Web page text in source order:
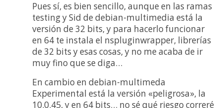
Pues sí, es bien sencillo, aunque en las ramas
testing y Sid de debian-multimedia está la
versión de 32 bits, y para hacerlo funcionar
en 64 te instala el nspluginwrapper, librerías
de 32 bits y esas cosas, y no me acaba de ir
muy fino que se diga…
En cambio en debian-multimeda
Experimental está la versión «peligrosa», la
10.0.45, y en 64 bits… no sé qué riesgo correré